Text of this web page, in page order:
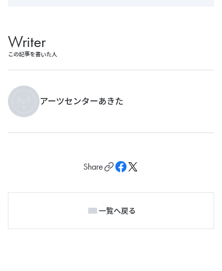
Writer
この記事を書いた人
アーツセンターあきた
Share
一覧へ戻る